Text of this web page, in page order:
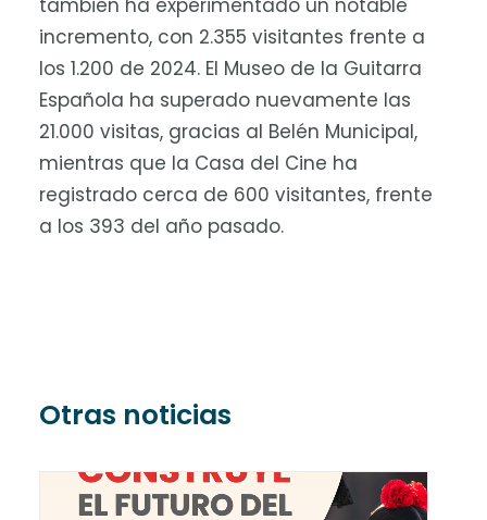
también ha experimentado un notable
incremento, con 2.355 visitantes frente a
los 1.200 de 2024. El Museo de la Guitarra
Española ha superado nuevamente las
21.000 visitas, gracias al Belén Municipal,
mientras que la Casa del Cine ha
registrado cerca de 600 visitantes, frente
a los 393 del año pasado.
Otras noticias